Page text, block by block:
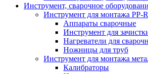
Инструмент, сварочное
Инструмент для монтажа PP-R
Аппараты сварочные
Инструмент для
Нагреватели для
Ножницы для труб
Инструмент для монтажа
Калибраторы